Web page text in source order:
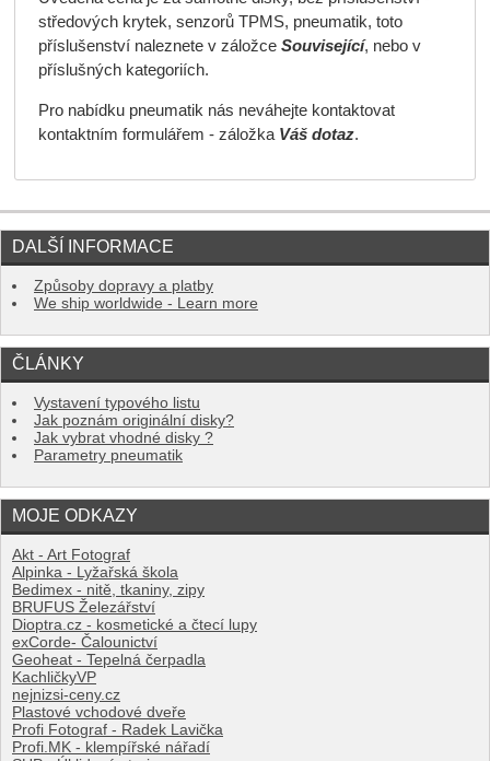
středových krytek, senzorů TPMS, pneumatik, toto
příslušenství naleznete v záložce Související, nebo v
příslušných kategoriích.
Pro nabídku pneumatik nás neváhejte kontaktovat
kontaktním formulářem - záložka Váš dotaz.
DALŠÍ INFORMACE
Způsoby dopravy a platby
We ship worldwide - Learn more
ČLÁNKY
Vystavení typového listu
Jak poznám originální disky?
Jak vybrat vhodné disky ?
Parametry pneumatik
MOJE ODKAZY
Akt - Art Fotograf
Alpinka - Lyžařská škola
Bedimex - nitě, tkaniny, zipy
BRUFUS Železářství
Dioptra.cz - kosmetické a čtecí lupy
exCorde- Čalounictví
Geoheat - Tepelná čerpadla
KachličkyVP
nejnizsi-ceny.cz
Plastové vchodové dveře
Profi Fotograf - Radek Lavička
Profi.MK - klempířské nářadí